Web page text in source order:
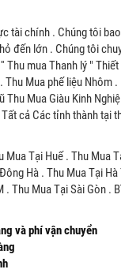
tài chính . Chúng tôi
đến lớn . Chúng tôi
Thu mua Thanh lý "
Thu Mua phế liệu Nhôm
Thu Mua Giàu Kinh
cả Các tỉnh thành tại
Mua Tại Huế . Thu Mua
Hà . Thu Mua Tại
. Thu Mua Tại Sài Gòn .
hàng và phí vận